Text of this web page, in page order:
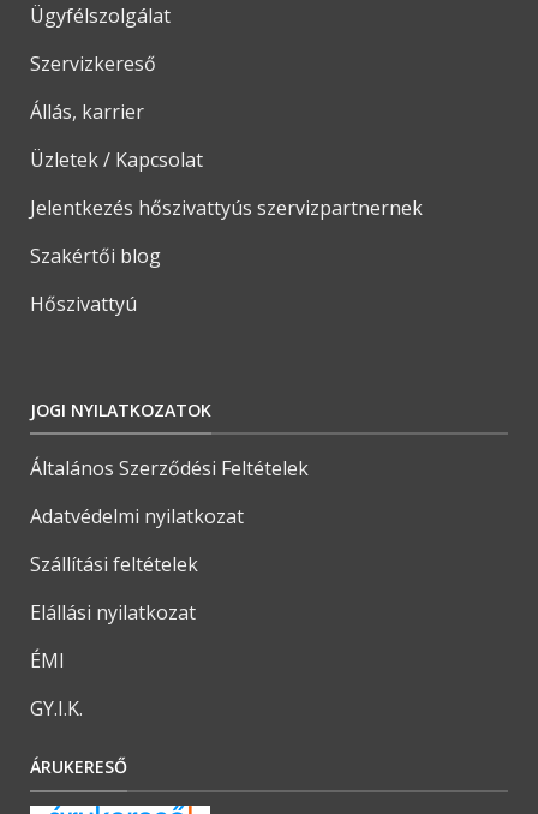
Ügyfélszolgálat
Szervizkereső
Állás, karrier
Üzletek / Kapcsolat
Jelentkezés hőszivattyús szervizpartnernek
Szakértői blog
Hőszivattyú
JOGI NYILATKOZATOK
Általános Szerződési Feltételek
Adatvédelmi nyilatkozat
Szállítási feltételek
Elállási nyilatkozat
ÉMI
GY.I.K.
ÁRUKERESŐ